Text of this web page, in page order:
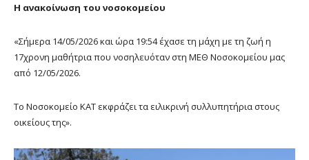
Η ανακοίνωση του νοσοκομείου
«Σήμερα 14/05/2026 και ώρα 19:54 έχασε τη μάχη με τη ζωή η
17χρονη μαθήτρια που νοσηλευόταν στη ΜΕΘ Νοσοκομείου μας
από 12/05/2026.
Το Νοσοκομείο ΚΑΤ εκφράζει τα ειλικρινή συλλυπητήρια στους
οικείους της».